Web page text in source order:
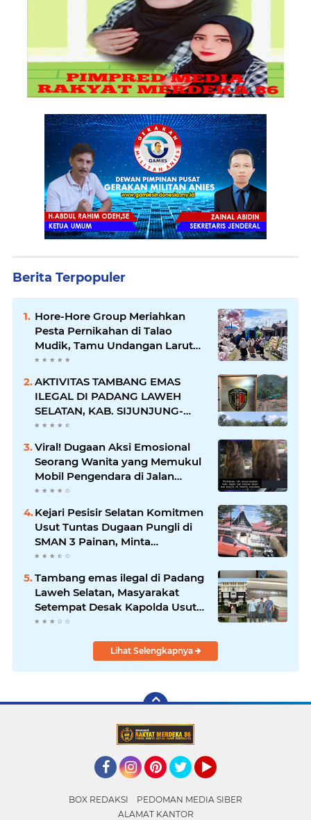
Berita Terpopuler
Hore-Hore Group Meriahkan
Pesta Pernikahan di Talao
Mudik, Tamu Undangan Larut
dalam Suasana Penuh
AKTIVITAS TAMBANG EMAS
ILEGAL DI PADANG LAWEH
SELATAN, KAB. SIJUNJUNG-
SUMBAR SEMAKIN
MERAJALELA
Viral! Dugaan Aksi Emosional
Seorang Wanita yang Memukul
Mobil Pengendara di Jalan
Khatib Sulaiman
Kejari Pesisir Selatan Komitmen
Usut Tuntas Dugaan Pungli di
SMAN 3 Painan, Minta
Inspektorat Sumbar Lakukan
Pemeriksaan
Tambang emas ilegal di Padang
Laweh Selatan, Masyarakat
Setempat Desak Kapolda Usut
Tuntas
Lihat Selengkapnya
BOX REDAKSI
PEDOMAN MEDIA SIBER
ALAMAT KANTOR